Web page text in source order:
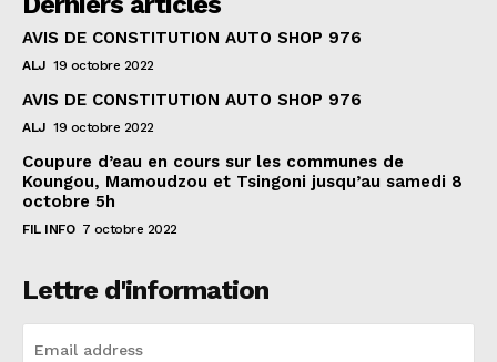
AVIS DE CONSTITUTION AUTO SHOP 976
ALJ 19 octobre 2022
AVIS DE CONSTITUTION AUTO SHOP 976
ALJ 19 octobre 2022
Coupure d’eau en cours sur les communes de
Koungou, Mamoudzou et Tsingoni jusqu’au samedi 8
octobre 5h
FIL INFO 7 octobre 2022
Lettre d'information